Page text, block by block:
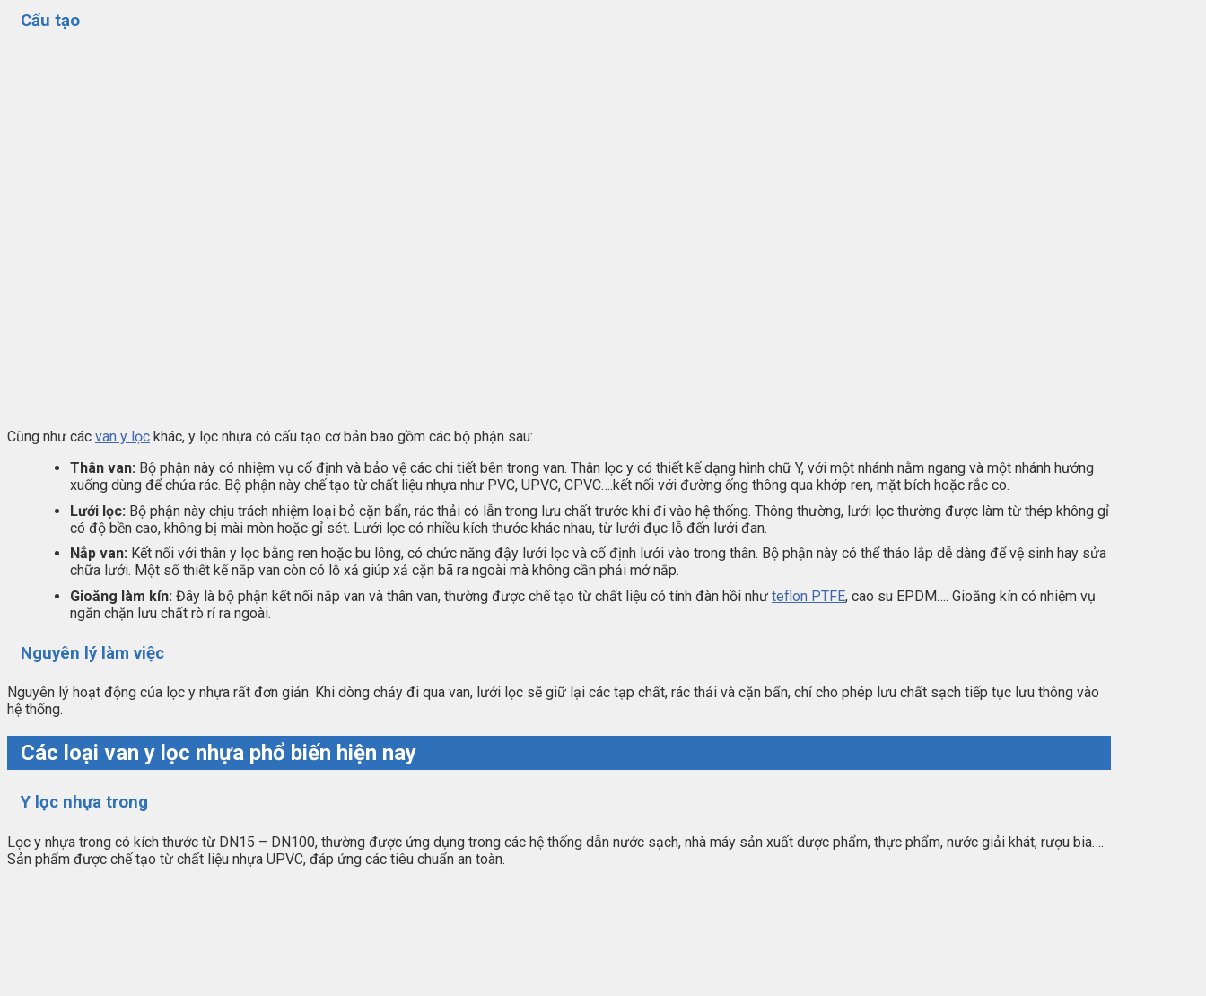
Cấu tạo
Cũng như các van y lọc khác, y lọc nhựa có cấu tạo cơ bản bao gồm các bộ phận sau:
Thân van: Bộ phận này có nhiệm vụ cố định và bảo vệ các chi tiết bên trong van. Thân lọc y có thiết kế dạng hình chữ Y, với một nhánh nằm ngang và một nhánh hướng
xuống dùng để chứa rác. Bộ phận này chế tạo từ chất liệu nhựa như PVC, UPVC, CPVC….kết nối với đường ống thông qua khớp ren, mặt bích hoặc rắc co.
Lưới lọc: Bộ phận này chịu trách nhiệm loại bỏ cặn bẩn, rác thải có lẫn trong lưu chất trước khi đi vào hệ thống. Thông thường, lưới lọc thường được làm từ thép không gỉ
có độ bền cao, không bị mài mòn hoặc gỉ sét. Lưới lọc có nhiều kích thước khác nhau, từ lưới đục lỗ đến lưới đan.
Nắp van: Kết nối với thân y lọc bằng ren hoặc bu lông, có chức năng đậy lưới lọc và cố định lưới vào trong thân. Bộ phận này có thể tháo lắp dễ dàng để vệ sinh hay sửa
chữa lưới. Một số thiết kế nắp van còn có lỗ xả giúp xả cặn bã ra ngoài mà không cần phải mở nắp.
Gioăng làm kín: Đây là bộ phận kết nối nắp van và thân van, thường được chế tạo từ chất liệu có tính đàn hồi như teflon PTFE, cao su EPDM…. Gioăng kín có nhiệm vụ
ngăn chặn lưu chất rò rỉ ra ngoài.
Nguyên lý làm việc
Nguyên lý hoạt động của lọc y nhựa rất đơn giản. Khi dòng chảy đi qua van, lưới lọc sẽ giữ lại các tạp chất, rác thải và cặn bẩn, chỉ cho phép lưu chất sạch tiếp tục lưu thông vào
hệ thống.
Các loại van y lọc nhựa phổ biến hiện nay
Y lọc nhựa trong
Lọc y nhựa trong có kích thước từ DN15 – DN100, thường được ứng dụng trong các hệ thống dẫn nước sạch, nhà máy sản xuất dược phẩm, thực phẩm, nước giải khát, rượu bia….
Sản phẩm được chế tạo từ chất liệu nhựa UPVC, đáp ứng các tiêu chuẩn an toàn.